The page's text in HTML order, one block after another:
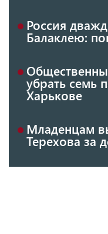
Россия
Балаклею:
убрать семь
Харькове
Младенцам
Терехова за